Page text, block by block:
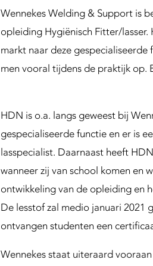
g
S
u
p
p
r
t
Wennekes Welding & Support is
opleiding Hygiënisch Fitter/
markt naar deze
men vooral tijdens de praktijk op.
HDN is o.a. langs geweest bij
gespecialiseerde functie en er is
lasspecialist. Daarnaast heeft
wanneer zij van school komen en
ontwikkeling van de opleiding en
De lesstof zal medio januari 2021
ontvangen studenten een
Wennekes staat uiteraard